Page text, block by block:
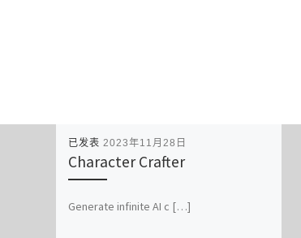
已发表 2023年11月28日
Character Crafter
Generate infinite AI c […]